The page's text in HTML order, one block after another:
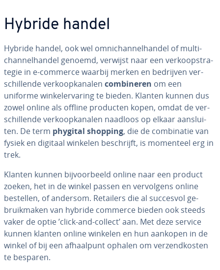
Hybride handel
Hybride handel, ook wel om­ni­chan­nel­han­del of mul­ti­
chan­nel­han­del genoemd, verwijst naar een ver­koop­stra­
te­gie in e-commerce waarbij merken en bedrijven ver­
schil­len­de ver­koop­ka­na­len com­bi­ne­ren om een
uniforme win­ke­l­er­va­ring te bieden. Klanten kunnen dus
zowel online als offline producten kopen, omdat de ver­
schil­len­de ver­koop­ka­na­len naadloos op elkaar aan­slui­
ten. De term phygital shopping, die de com­bi­na­tie van
fysiek en digitaal winkelen be­schrijft, is momenteel erg in
trek.
Klanten kunnen bij­voor­beeld online naar een product
zoeken, het in de winkel passen en ver­vol­gens online
bestellen, of andersom. Retailers die al succesvol ge­
bruik­ma­ken van hybride commerce bieden ook steeds
vaker de optie ’click-and-collect’ aan. Met deze service
kunnen klanten online winkelen en hun aankopen in de
winkel of bij een af­haal­punt ophalen om ver­zend­kos­ten
te besparen.